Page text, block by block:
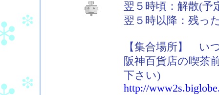
翌５時頃：解散(予
翌５時以降：残っ
【集合場所】 い
阪神百貨店の喫茶
下さい)
http://